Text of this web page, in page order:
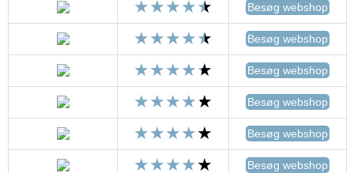
Besøg webshop
Besøg webshop
Besøg webshop
Besøg webshop
Besøg webshop
Besøg webshop